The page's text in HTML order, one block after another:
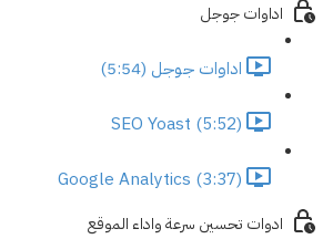
اداوات جوجل
اداوات جوجل (5:54)
SEO Yoast (5:52)
Google Analytics (3:37)
ادوات تحسين سرعة واداء الموقع